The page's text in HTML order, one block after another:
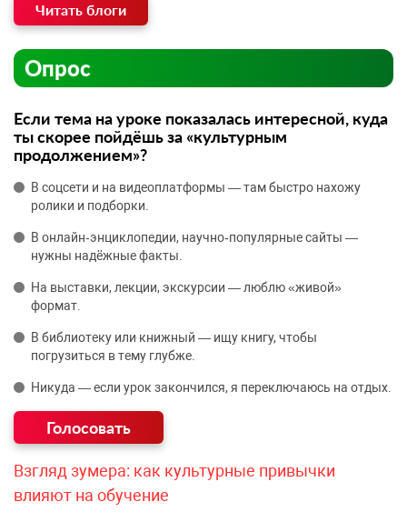
Читать блоги
Опрос
Если тема на уроке показалась интересной, куда
ты скорее пойдёшь за «культурным
продолжением»?
В соцсети и на видеоплатформы — там быстро нахожу
ролики и подборки.
В онлайн‑энциклопедии, научно‑популярные сайты —
нужны надёжные факты.
На выставки, лекции, экскурсии — люблю «живой»
формат.
В библиотеку или книжный — ищу книгу, чтобы
погрузиться в тему глубже.
Никуда — если урок закончился, я переключаюсь на отдых.
Взгляд зумера: как культурные привычки
влияют на обучение